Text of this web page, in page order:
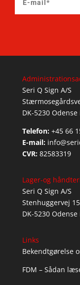
Seri Q Sign A/S
DK-5230 Odense
Telefon: +45 66
E-mail:
CVR: 82583319
Lager-og
Seri Q Sign A/S
Stenhuggervej 15
DK-5230 Odense
Links
Bekendtgørelse
FDM – Sådan